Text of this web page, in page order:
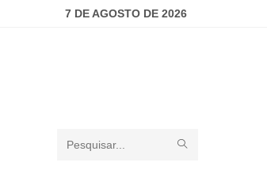
7 DE AGOSTO DE 2026
Pesquisar